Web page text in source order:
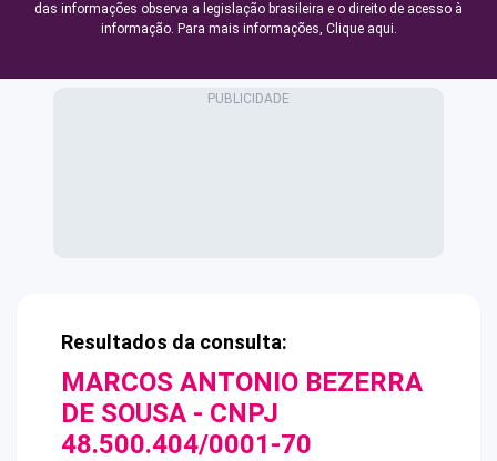
das informações observa a legislação brasileira e o direito de acesso à
informação. Para mais informações, Clique aqui.
Resultados da consulta:
MARCOS ANTONIO BEZERRA
DE SOUSA - CNPJ
48.500.404/0001-70